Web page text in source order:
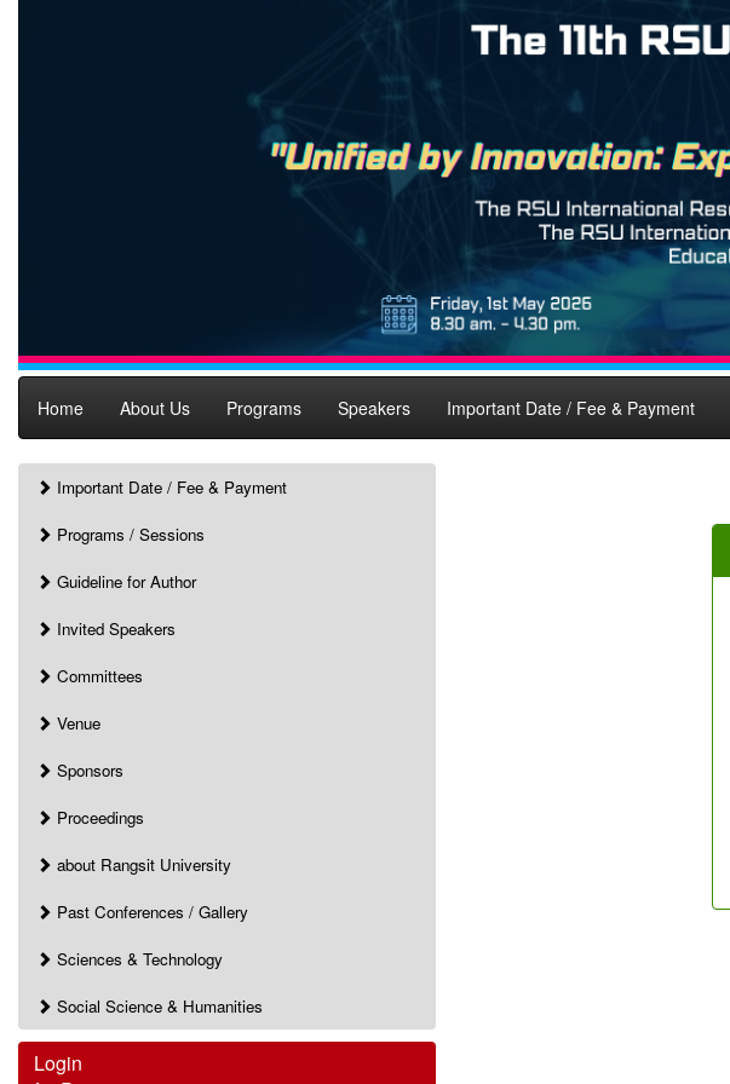
Home About Us Programs Speakers Important Date / Fee & Payment
Important Date / Fee & Payment
Programs / Sessions
Guideline for Author
Invited Speakers
Committees
Venue
Sponsors
Proceedings
about Rangsit University
Past Conferences / Gallery
Sciences & Technology
Social Science & Humanities
Login